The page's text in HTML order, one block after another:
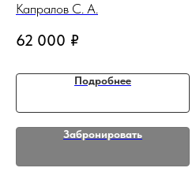
Капралов С. А.
62 000 ₽
Подробнее
Забронировать